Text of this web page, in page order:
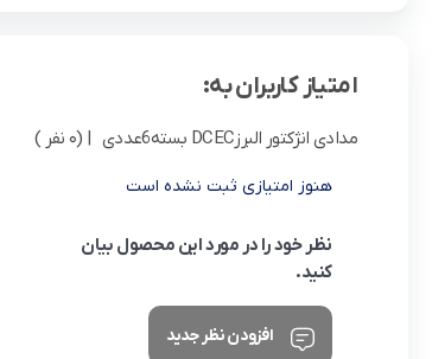
امتیاز کاربران به:
مدادی انژکتور البرزDCEC بسته6عددی | (0 نفر )
هنوز امتیازی ثبت نشده است
نظر خود را در مورد این محصول بیان
کنید.
افزودن نظر جدید